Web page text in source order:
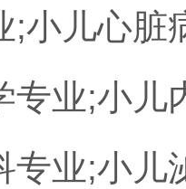
;小儿心脏
专业;小儿
专业;小儿